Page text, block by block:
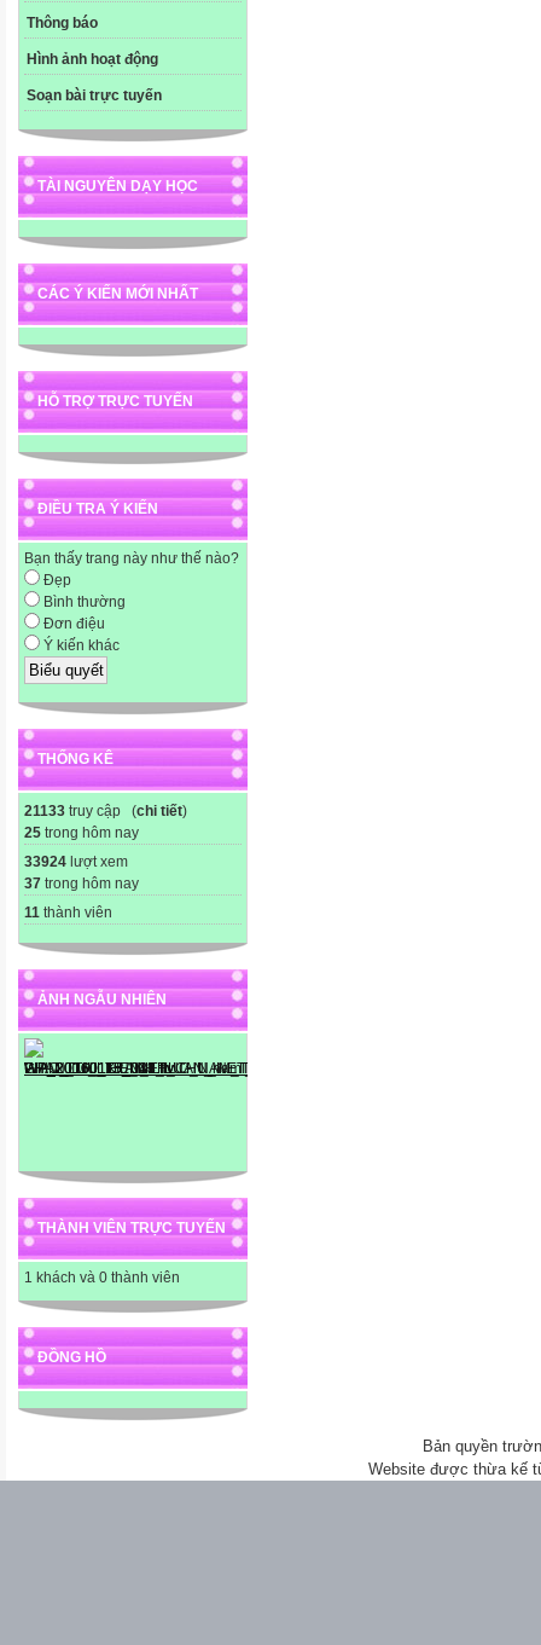
Thông báo
Hình ảnh hoạt động
Soạn bài trực tuyến
TÀI NGUYÊN DẠY HỌC
CÁC Ý KIẾN MỚI NHẤT
HỖ TRỢ TRỰC TUYẾN
ĐIỀU TRA Ý KIẾN
Bạn thấy trang này như thế nào?
Đẹp
Bình thường
Đơn điệu
Ý kiến khác
THỐNG KÊ
21133 truy cập (chi tiết)
25 trong hôm nay
33924 lượt xem
37 trong hôm nay
11 thành viên
ẢNH NGẪU NHIÊN
THÀNH VIÊN TRỰC TUYẾN
1 khách và 0 thành viên
ĐỒNG HỒ
Bản quyền
Website được thừa kế